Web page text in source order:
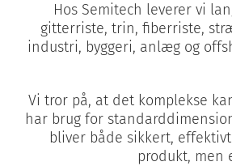
Hos Semitech leverer vi
gitterriste, trin, fiberriste,
industri, byggeri, anlæg og
Vi tror på, at det komplekse
har brug for
bliver både sikkert,
produkt,